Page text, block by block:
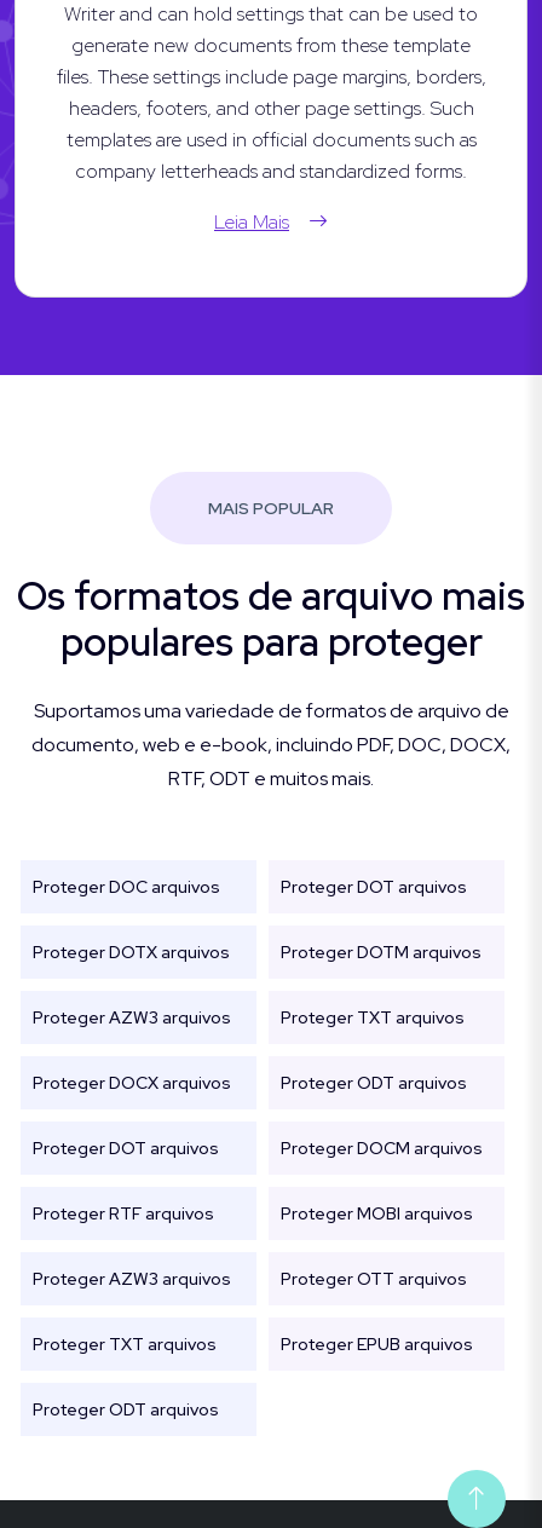
Writer and can hold settings that can be used to
generate new documents from these template
files. These settings include page margins, borders,
headers, footers, and other page settings. Such
templates are used in official documents such as
company letterheads and standardized forms.
Leia Mais
MAIS POPULAR
Os formatos de arquivo mais
populares para proteger
Suportamos uma variedade de formatos de arquivo de
documento, web e e-book, incluindo PDF, DOC, DOCX,
RTF, ODT e muitos mais.
Proteger DOC arquivos Proteger DOT arquivos
Proteger DOTX arquivos Proteger DOTM arquivos
Proteger AZW3 arquivos Proteger TXT arquivos
Proteger DOCX arquivos Proteger ODT arquivos
Proteger DOT arquivos Proteger DOCM arquivos
Proteger RTF arquivos Proteger MOBI arquivos
Proteger AZW3 arquivos Proteger OTT arquivos
Proteger TXT arquivos Proteger EPUB arquivos
Proteger ODT arquivos